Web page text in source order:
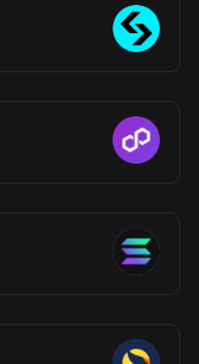
informational
an endorsement of
or investment,